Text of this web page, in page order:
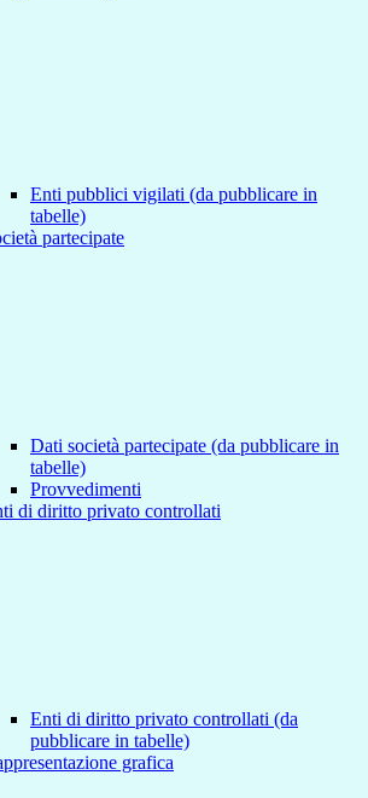
Enti pubblici vigilati (da pubblicare in
tabelle)
partecipate
Dati società partecipate (da pubblicare in
tabelle)
Provvedimenti
di diritto privato controllati
Enti di diritto privato controllati (da
pubblicare in tabelle)
grafica